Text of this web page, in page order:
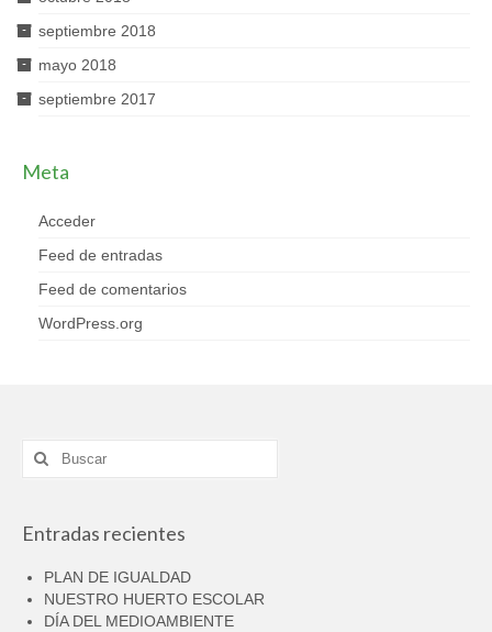
septiembre 2018
mayo 2018
septiembre 2017
Meta
Acceder
Feed de entradas
Feed de comentarios
WordPress.org
Buscar
por:
Entradas recientes
PLAN DE IGUALDAD
NUESTRO HUERTO ESCOLAR
DÍA DEL MEDIOAMBIENTE